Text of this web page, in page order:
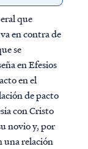
que
en contra de
se
en Efesios
en el
de pacto
con Cristo
novio y, por
una relación